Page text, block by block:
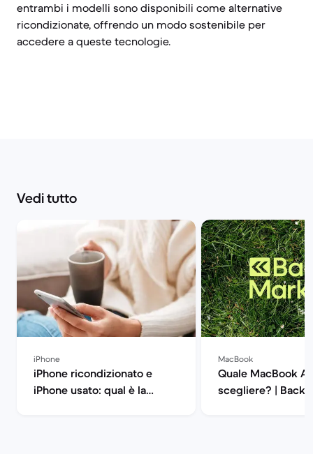
entrambi i modelli sono disponibili come alternative
ricondizionate, offrendo un modo sostenibile per
accedere a queste tecnologie.
Vedi tutto
iPhone
iPhone ricondizionato e
iPhone usato: qual è la
MacBook
Quale MacBook
scegliere? | Back